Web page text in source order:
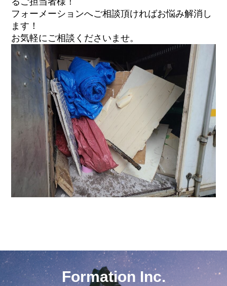
フォーメーションへご相談頂ければお悩み解消し
ます！
お気軽にご相談くださいませ。
Formation Inc.